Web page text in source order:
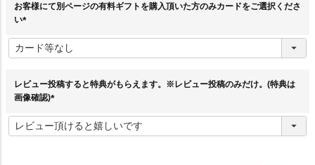
お客様にて別ページの有料ギフトを購入頂いた方のみカードをご選択くださ
い
必
須
レビュー投稿すると特典がもらえます。※レビュー投稿のみだけ。(特典は
画像確認)
必
須